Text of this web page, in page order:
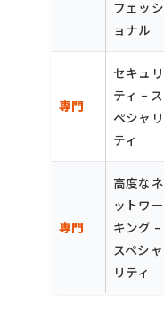
フェッシ
ョナル
専門
セキュリ
ティ – ス
ペシャリ
ティ
専門
高度なネ
ットワー
キング –
スペシャ
リティ